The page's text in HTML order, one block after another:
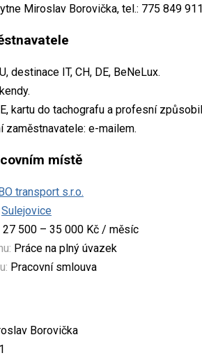
Miroslav Borovička, tel.: 775 849
destinace IT, CH, DE, BeNeLux.
kartu do tachografu a profesní
zaměstnavatele: e-mailem.
místě
transport s.r.o.
Sulejovice
27 500 – 35 000 Kč / měsíc
Práce na plný úvazek
Pracovní smlouva
Borovička